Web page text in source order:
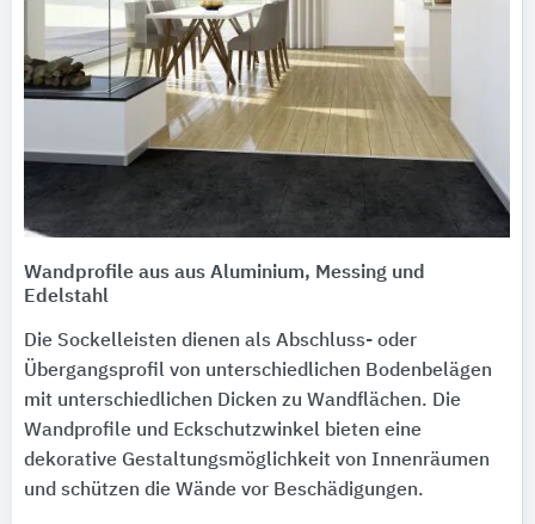
Wandprofile aus aus Aluminium, Messing und
Edelstahl
Die Sockelleisten dienen als Abschluss- oder
Übergangsprofil von unterschiedlichen Bodenbelägen
mit unterschiedlichen Dicken zu Wandflächen. Die
Wandprofile und Eckschutzwinkel bieten eine
dekorative Gestaltungsmöglichkeit von Innenräumen
und schützen die Wände vor Beschädigungen.